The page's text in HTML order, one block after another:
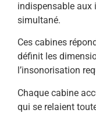
indispensable aux
simultané.
Ces cabines
définit les
l’insonorisation
Chaque cabine
qui se relaient